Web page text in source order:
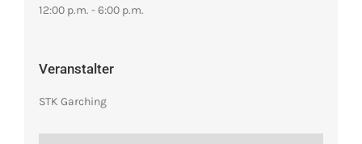
12:00 p.m. - 6:00 p.m.
Veranstalter
STK Garching